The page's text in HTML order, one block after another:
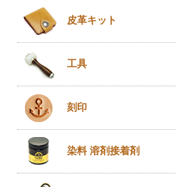
皮革キット
工具
刻印
染料 溶剤接着剤